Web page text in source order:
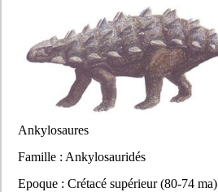
Ankylosaures
Famille : Ankylosauridés
Epoque : Crétacé supérieur (80-74 ma)